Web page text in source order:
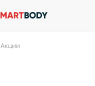
Акции